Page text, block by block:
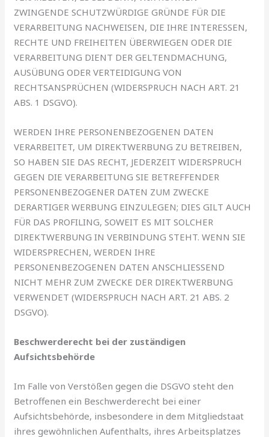
ZWINGENDE SCHUTZWÜRDIGE GRÜNDE FÜR DIE
VERARBEITUNG NACHWEISEN, DIE IHRE INTERESSEN,
RECHTE UND FREIHEITEN ÜBERWIEGEN ODER DIE
VERARBEITUNG DIENT DER GELTENDMACHUNG,
AUSÜBUNG ODER VERTEIDIGUNG VON
RECHTSANSPRÜCHEN (WIDERSPRUCH NACH ART. 21
ABS. 1 DSGVO).
WERDEN IHRE PERSONENBEZOGENEN DATEN
VERARBEITET, UM DIREKTWERBUNG ZU BETREIBEN,
SO HABEN SIE DAS RECHT, JEDERZEIT WIDERSPRUCH
GEGEN DIE VERARBEITUNG SIE BETREFFENDER
PERSONENBEZOGENER DATEN ZUM ZWECKE
DERARTIGER WERBUNG EINZULEGEN; DIES GILT AUCH
FÜR DAS PROFILING, SOWEIT ES MIT SOLCHER
DIREKTWERBUNG IN VERBINDUNG STEHT. WENN SIE
WIDERSPRECHEN, WERDEN IHRE
PERSONENBEZOGENEN DATEN ANSCHLIESSEND
NICHT MEHR ZUM ZWECKE DER DIREKTWERBUNG
VERWENDET (WIDERSPRUCH NACH ART. 21 ABS. 2
DSGVO).
Beschwerderecht bei der zuständigen
Aufsichtsbehörde
Im Falle von Verstößen gegen die DSGVO steht den
Betroffenen ein Beschwerderecht bei einer
Aufsichtsbehörde, insbesondere in dem Mitgliedstaat
ihres gewöhnlichen Aufenthalts, ihres Arbeitsplatzes